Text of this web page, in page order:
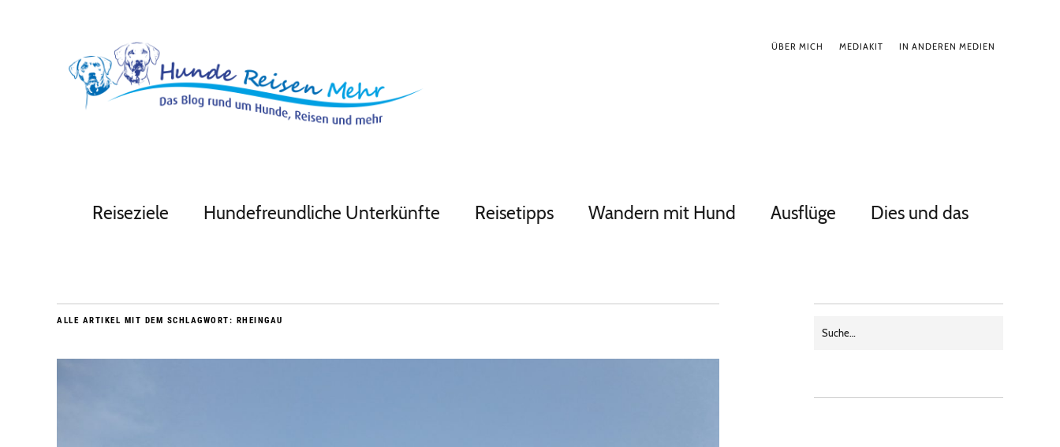
ÜBER MICH MEDIAKIT IN ANDEREN MEDIEN
Reiseziele Hundefreundliche Unterkünfte Reisetipps Wandern mit Hund Ausflüge Dies und das
ALLE ARTIKEL MIT DEM SCHLAGWORT: RHEINGAU